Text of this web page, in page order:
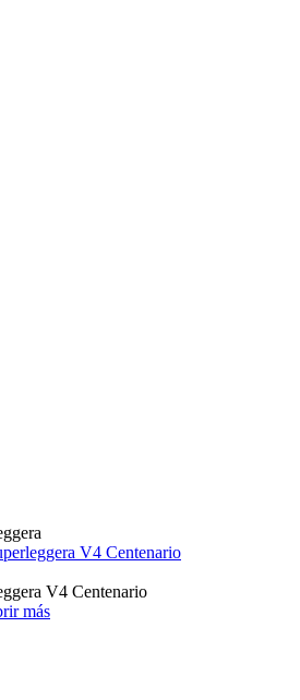
V4 Centenario
V4 Centenario
más